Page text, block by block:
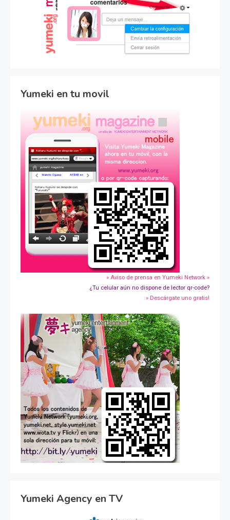
Yumeki en tu movil
» Aviso de prensa en Yumeki Network »
¿Tu celular aún no dispone de lector qr-code?
» Descárgate uno gratis!
Yumeki Agency en TV